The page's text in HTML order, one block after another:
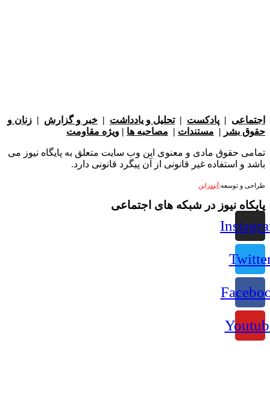
|پادکست|تحلیل و یادداشت|خبر و گزارش| زنان و
بشر| مستندات|مصاحبه ها|ویژه مقاومت
حقوق مادی و معنوی این وب سایت متعلق به پایگاه نیوز می
استفاده غیر قانونی از آن پیگرد قانونی دارد.
توسعه: آیندزاین
نیوز در شبکه های اجتماعی